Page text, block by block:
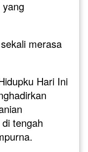
merasa
Hari Ini
tengah